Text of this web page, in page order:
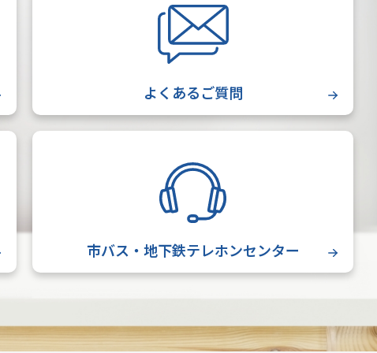
よくあるご質問
市バス・地下鉄テレホンセンター